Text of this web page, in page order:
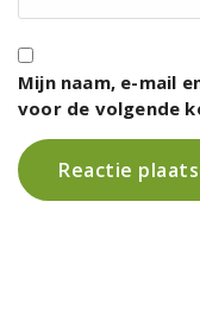
Mijn naam, e-mail
voor de volgende